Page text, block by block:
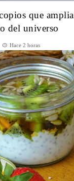
que
del universo
Hace 2 horas